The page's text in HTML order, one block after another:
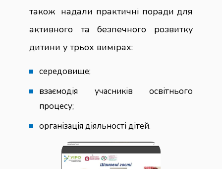
також надали практичні поради для
активного та безпечного розвитку
дитини у трьох вимірах:
середовище;
взаємодія учасників освітнього
процесу;
організація діяльності дітей.